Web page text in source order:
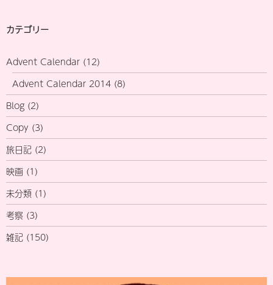
カテゴリー
Advent Calendar (12)
Advent Calendar 2014 (8)
Blog (2)
Copy (3)
旅日記 (2)
映画 (1)
未分類 (1)
考察 (3)
雑記 (150)